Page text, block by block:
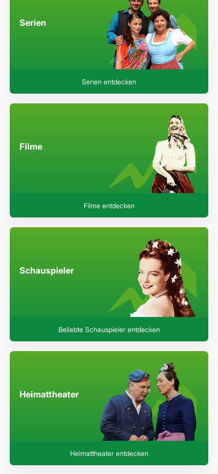
Serien
Serien entdecken
Filme
Filme entdecken
Schauspieler
Beliebte Schauspieler entdecken
Heimattheater
Heimattheater entdecken